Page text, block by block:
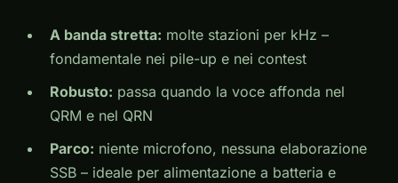
A banda stretta: molte stazioni per kHz –
fondamentale nei pile-up e nei contest
Robusto: passa quando la voce affonda nel
QRM e nel QRN
Parco: niente microfono, nessuna elaborazione
SSB – ideale per alimentazione a batteria e